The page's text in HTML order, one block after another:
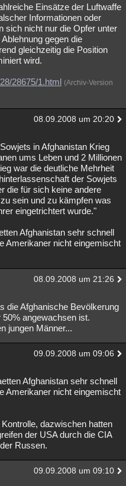
Einsätze der Luftwaffe
Informationen oder
sich nicht nur die Opfer unter
gegen die
gleichzeitig die Position
wird.
28675/1.html (Archiv-Version
08.09.2008 um 20:20
in Afghanistan Krieg
ums Leben und 2 Millionen
war die deutliche Mehrheit
der Sowjets
die für sich keine andere
sein und zu kämpfen was
eingetrichtert wurde."
Afghanistan sehr schnell
Amerikaner nicht eingemischt
08.09.2008 um 21:26
die Afghanische Bevölkerung
angewachsen ist.
jungen Männer...
09.09.2008 um 09:06
Afghanistan sehr schnell
Amerikaner nicht eingemischt
dazwischen hatten
der USA durch die CIA
Russen.
09.09.2008 um 09:10